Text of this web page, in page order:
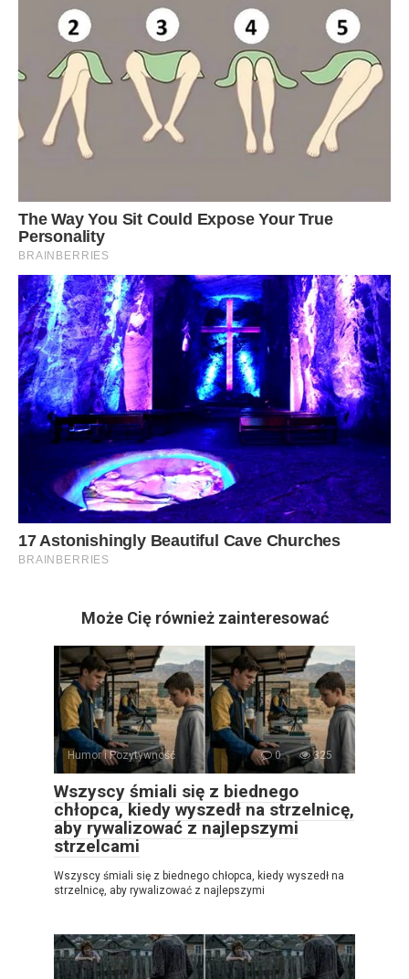
Może Cię również zainteresować
Humor i Pozytywność 0 325
Wszyscy śmiali się z biednego
chłopca, kiedy wyszedł na strzelnicę,
aby rywalizować z najlepszymi
strzelcami
Wszyscy śmiali się z biednego chłopca, kiedy wyszedł na
strzelnicę, aby rywalizować z najlepszymi